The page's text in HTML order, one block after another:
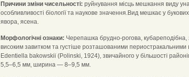
Причини зміни чисельності: руйнування місць мешкання виду
особливливості біології та наукове значення.Вид мешкає у
явора, ясена.
Морфологічні ознаки: Черепашка брудно-рогова,
високим завитком та густіше розташованими периостракальними
Edentiella bakowskii (Polinski, 1924), звичайного у більшості
5,5–6,5 мм, ширина — 8–9,5 мм.